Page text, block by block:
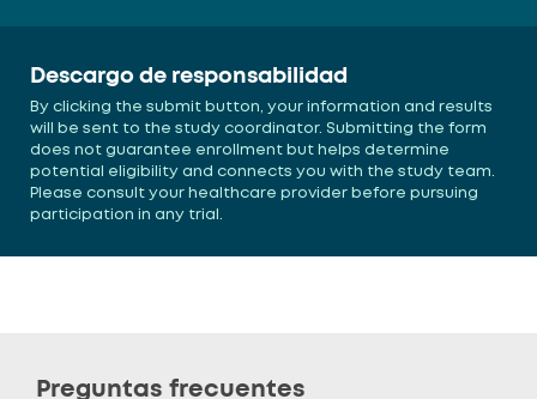
Descargo de responsabilidad
By clicking the submit button, your information and results
will be sent to the study coordinator. Submitting the form
does not guarantee enrollment but helps determine
potential eligibility and connects you with the study team.
Please consult your healthcare provider before pursuing
participation in any trial.
Preguntas frecuentes